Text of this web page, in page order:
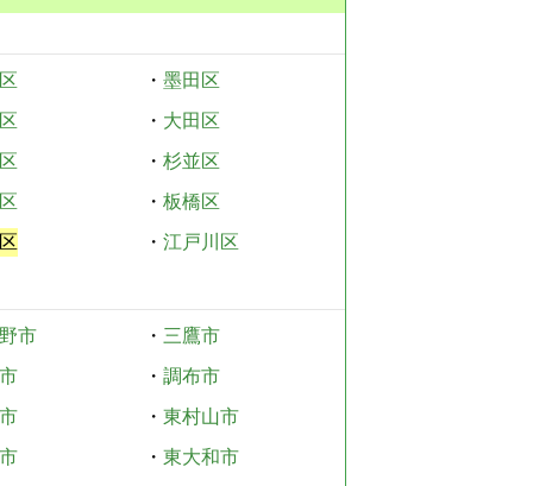
・ 墨田区
・ 大田区
・ 杉並区
・ 板橋区
・ 江戸川区
市 ・ 三鷹市
・ 調布市
・ 東村山市
・ 東大和市